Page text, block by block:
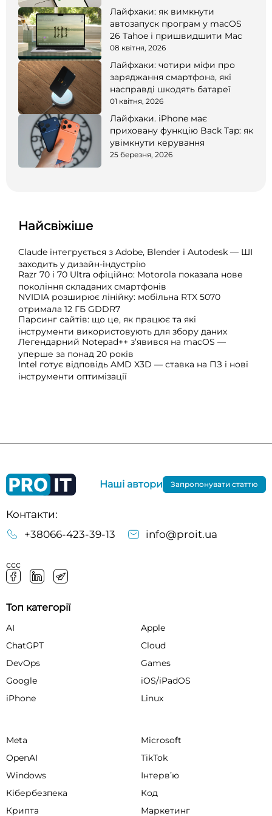
Лайфхаки: як вимкнути
автозапуск програм у macOS
26 Tahoe і пришвидшити Mac
08 квітня, 2026
Лайфхаки: чотири міфи про
заряджання смартфона, які
насправді шкодять батареї
01 квітня, 2026
Лайфхаки. iPhone має
приховану функцію Back Tap: як
увімкнути керування
25 березня, 2026
Найсвіжіше
Claude інтегрується з Adobe, Blender і Autodesk — ШІ
заходить у дизайн-індустрію
Razr 70 і 70 Ultra офіційно: Motorola показала нове
покоління складаних смартфонів
NVIDIA розширює лінійку: мобільна RTX 5070
отримала 12 ГБ GDDR7
Парсинг сайтів: що це, як працює та які
інструменти використовують для збору даних
Легендарний Notepad++ з’явився на macOS —
уперше за понад 20 років
Intel готує відповідь AMD X3D — ставка на ПЗ і нові
інструменти оптимізації
Контакти:
+38066-423-39-13
info@proit.ua
ссс
Наші автори Запропонувати статтю
Топ категорії
AI
Apple
ChatGPT
Cloud
DevOps
Games
Google
iOS/iPadOS
iPhone
Linux
Meta
Microsoft
OpenAI
TikTok
Windows
Інтервʼю
Кібербезпека
Код
Крипта
Маркетинг